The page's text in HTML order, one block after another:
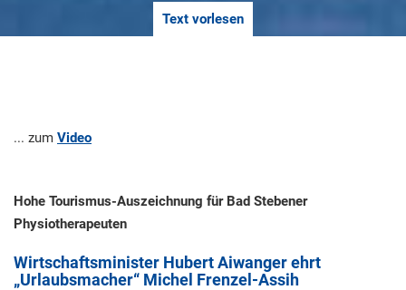
Text vorlesen
... zum Video
Hohe Tourismus-Auszeichnung für Bad Stebener
Physiotherapeuten
Wirtschaftsminister Hubert Aiwanger ehrt
„Urlaubsmacher“ Michel Frenzel-Assih